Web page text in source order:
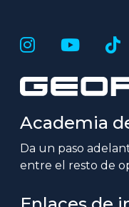
Academia
Da un paso
entre el resto de